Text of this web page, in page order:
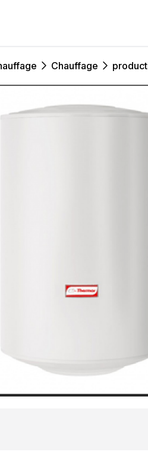
Chauffage